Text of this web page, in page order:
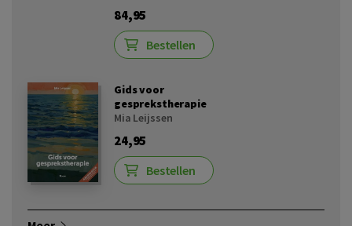
84,95
Bestellen
Gids voor
gesprekstherapie
Mia Leijssen
24,95
Bestellen